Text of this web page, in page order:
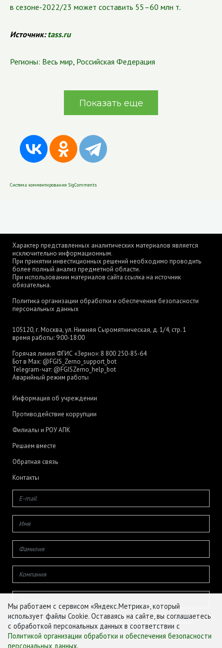
в сезоне-2022/23 может составить 55–60 млн т.
Источник:tass.ru
Регионы: Весь мир, Российская Федерация
Показать еще
Система комментирования SigComments
Характер представленных аналитических материалов является
исключительно информационным.
При принятии инвестиционных решений необходимо проводить
более полный анализ предметной области.
При использовании материалов сайта ссылка на источник
обязательна.
Политика организации обработки и обеспечения безопасности
персональных данных
105120, г. Москва, ул. Нижняя Сыромятническая, д. 1/4, стр. 1
время работы: 9:00-18:00
Горячая линия ФГИС «Зерно»: 8 800 250-85-64
Бот в Max: @FGIS_Zerno_support_bot
Telegram-чат: @FGISZerno_help_bot
Аварийный режим работы
Информация об учреждении
Противодействие коррупции
Филиалы и РОУ АПК
Решаем вместе
Обратная связь
Контакты
Даю согласие на обработку своих персональных данных
Мы работаем с сервисом «Яндекс.Метрика», который
использует файлы Cookie. Оставаясь на сайте, вы соглашаетесь
с обработкой персональных данных в соответствии с
Политикой организации обработки и обеспечения безопасности
персональных данных.